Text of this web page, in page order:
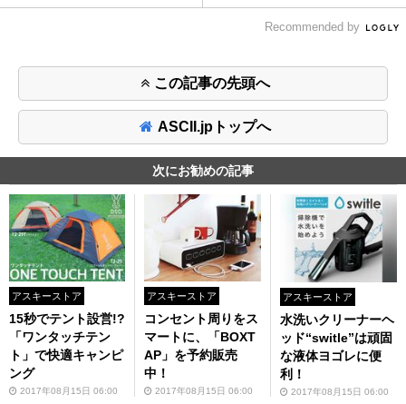
Recommended by
この記事の先頭へ
ASCII.jpトップへ
次にお勧めの記事
アスキーストア
15秒でテント設営!?
「ワンタッチテン
ト」で快適キャンピ
ング
2017年08月15日 06:00
アスキーストア
コンセント周りをス
マートに、「BOXT
AP」を予約販売
中！
2017年08月15日 06:00
アスキーストア
水洗いクリーナーヘ
ッド“switle”は頑固
な液体ヨゴレに便
利！
2017年08月15日 06:00